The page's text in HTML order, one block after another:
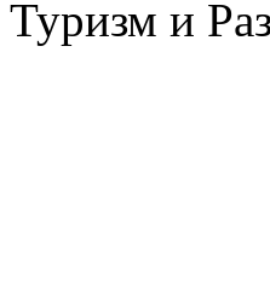
Туризм и